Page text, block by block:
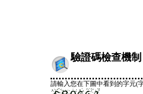
驗證碼檢查機制
請輸入您在下圖中看到的字元(